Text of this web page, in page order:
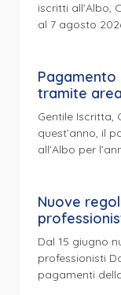
iscritti all’Albo,
al 7 agosto
Pagamento
tramite
Gentile Iscritta,
quest’anno, il
all’Albo per
Nuove
Dal 15 giugno
professionisti
pagamenti